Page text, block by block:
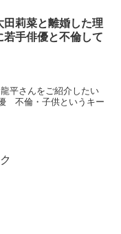
田莉菜と離婚した理
若手俳優と不倫して
平さんをご紹介したい
不倫・子供というキー